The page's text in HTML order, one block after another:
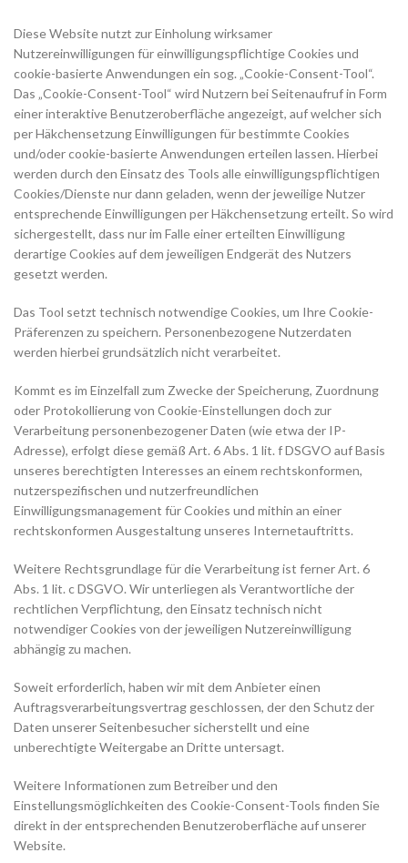
Diese Website nutzt zur Einholung wirksamer
Nutzereinwilligungen für einwilligungspflichtige Cookies und
cookie-basierte Anwendungen ein sog. „Cookie-Consent-Tool“.
Das „Cookie-Consent-Tool“ wird Nutzern bei Seitenaufruf in Form
einer interaktive Benutzeroberfläche angezeigt, auf welcher sich
per Häkchensetzung Einwilligungen für bestimmte Cookies
und/oder cookie-basierte Anwendungen erteilen lassen. Hierbei
werden durch den Einsatz des Tools alle einwilligungspflichtigen
Cookies/Dienste nur dann geladen, wenn der jeweilige Nutzer
entsprechende Einwilligungen per Häkchensetzung erteilt. So wird
sichergestellt, dass nur im Falle einer erteilten Einwilligung
derartige Cookies auf dem jeweiligen Endgerät des Nutzers
gesetzt werden.
Das Tool setzt technisch notwendige Cookies, um Ihre Cookie-
Präferenzen zu speichern. Personenbezogene Nutzerdaten
werden hierbei grundsätzlich nicht verarbeitet.
Kommt es im Einzelfall zum Zwecke der Speicherung, Zuordnung
oder Protokollierung von Cookie-Einstellungen doch zur
Verarbeitung personenbezogener Daten (wie etwa der IP-
Adresse), erfolgt diese gemäß Art. 6 Abs. 1 lit. f DSGVO auf Basis
unseres berechtigten Interesses an einem rechtskonformen,
nutzerspezifischen und nutzerfreundlichen
Einwilligungsmanagement für Cookies und mithin an einer
rechtskonformen Ausgestaltung unseres Internetauftritts.
Weitere Rechtsgrundlage für die Verarbeitung ist ferner Art. 6
Abs. 1 lit. c DSGVO. Wir unterliegen als Verantwortliche der
rechtlichen Verpflichtung, den Einsatz technisch nicht
notwendiger Cookies von der jeweiligen Nutzereinwilligung
abhängig zu machen.
Soweit erforderlich, haben wir mit dem Anbieter einen
Auftragsverarbeitungsvertrag geschlossen, der den Schutz der
Daten unserer Seitenbesucher sicherstellt und eine
unberechtigte Weitergabe an Dritte untersagt.
Weitere Informationen zum Betreiber und den
Einstellungsmöglichkeiten des Cookie-Consent-Tools finden Sie
direkt in der entsprechenden Benutzeroberfläche auf unserer
Website.